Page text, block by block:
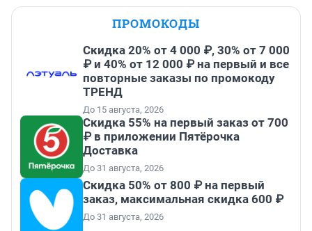
ПРОМОКОДЫ
Скидка 20% от 4 000 ₽, 30% от 7 000
₽ и 40% от 12 000 ₽ на первый и все
повторные заказы по промокоду
ТРЕНД
До 15 августа, 2026
Скидка 55% на первый заказ от 700
₽ в приложении Пятёрочка
Доставка
До 31 августа, 2026
Скидка 50% от 800 ₽ на первый
заказ, максимальная скидка 600 ₽
До 31 августа, 2026